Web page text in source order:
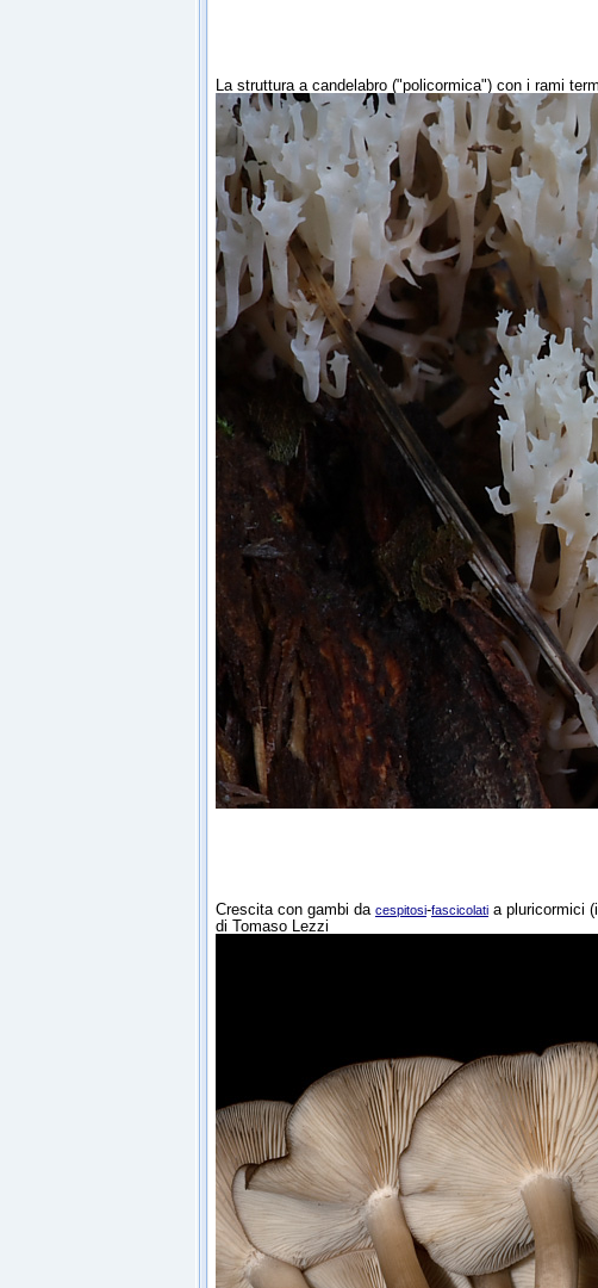
La struttura a candelabro ("policormica") con i rami
Crescita con gambi da cespitosi-fascicolati a pluricormici
di Tomaso Lezzi